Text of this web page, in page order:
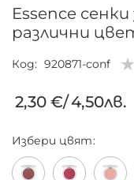
галерия
със
снимки
Essence
различни
Код 920871-conf
2,30 €/4,50лв.
Избери цвят